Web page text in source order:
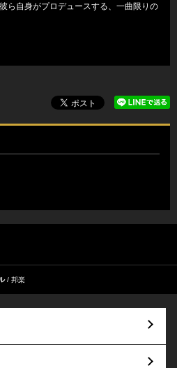
ら自身がプロデュースする、一曲限りの
邦楽